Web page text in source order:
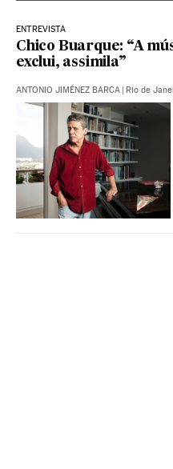
ENTREVISTA
Chico Buarque: “A
exclui, assimila”
ANTONIO JIMÉNEZ BARCA | Rio de